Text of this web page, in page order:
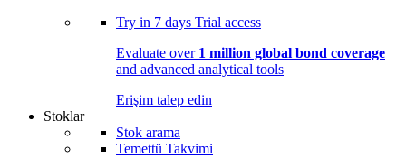
Try in 7 days Trial access
Evaluate over 1 million global bond coverage
and advanced analytical tools
Erişim talep edin
Stoklar
Stok arama
Temettü Takvimi